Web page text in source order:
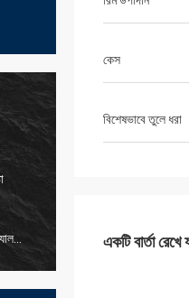
করতে পারে, প্রস্তাবিত
কেস
বিশেষভাবে তুলে ধরা
একটি বার্তা রেখে